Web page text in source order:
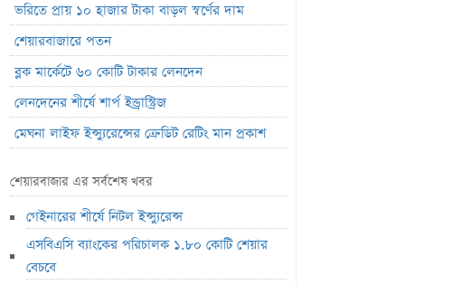
ভরিতে প্রায় ১০ হাজার টাকা বাড়ল স্বর্ণের দাম
শেয়ারবাজারে পতন
ব্লক মার্কেটে ৬০ কোটি টাকার লেনদেন
লেনদেনের শীর্ষে শার্প ইন্ড্রাস্ট্রিজ
মেঘনা লাইফ ইন্স্যুরেন্সের ক্রেডিট রেটিং মান প্রকাশ
এস.আলম কোল্ড রোলড
পর্তুগালে প্রথমবারের মতো ওষুধ রপ্তানি শুরু করল
রেনাটা
জিবিবি পাওয়ারের অস্বাভাবিক দর বৃদ্ধি
শেয়ারবাজার এর সর্বশেষ খবর
গেইনারের শীর্ষে নিটল ইন্স্যুরেন্স
এসবিএসি ব্যাংকের পরিচালক ১.৮০ কোটি শেয়ার
বেচবে